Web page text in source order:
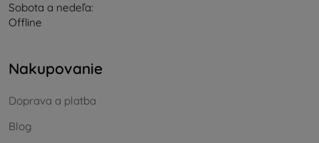
Sobota a nedeľa:
Offline
Nakupovanie
Doprava a platba
Blog